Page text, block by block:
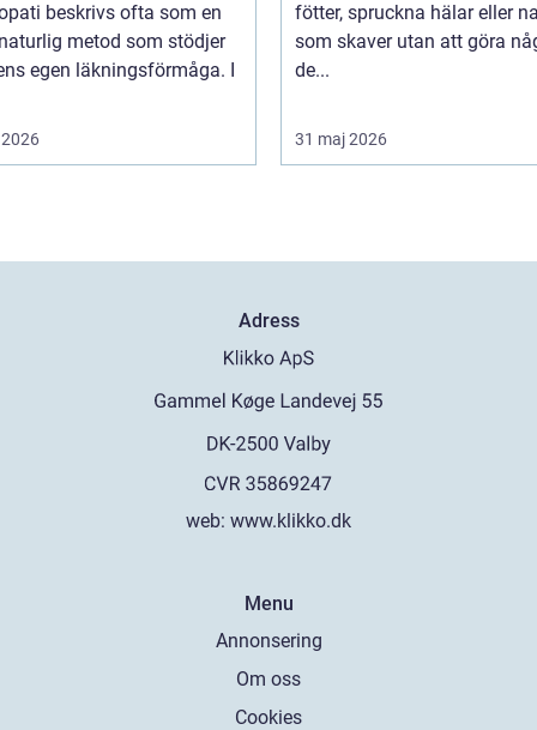
beskrivs ofta som en
metod som stödjer
egen läkningsförmåga. I
fötter, spruckna hälar eller
som skaver utan att göra
de...
31 maj 2026
Adress
web: www.klikko.dk
Menu
Annonsering
Om oss
Cookies